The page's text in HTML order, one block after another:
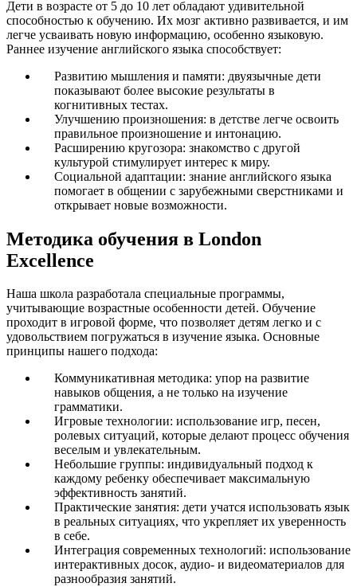
Дети в возрасте от 5 до 10 лет обладают удивительной
способностью к обучению. Их мозг активно развивается, и им
легче усваивать новую информацию, особенно языковую.
Раннее изучение английского языка способствует:
Развитию мышления и памяти: двуязычные дети
показывают более высокие результаты в
когнитивных тестах.
Улучшению произношения: в детстве легче освоить
правильное произношение и интонацию.
Расширению кругозора: знакомство с другой
культурой стимулирует интерес к миру.
Социальной адаптации: знание английского языка
помогает в общении с зарубежными сверстниками и
открывает новые возможности.
Методика обучения в London
Excellence
Наша школа разработала специальные программы,
учитывающие возрастные особенности детей. Обучение
проходит в игровой форме, что позволяет детям легко и с
удовольствием погружаться в изучение языка. Основные
принципы нашего подхода:
Коммуникативная методика: упор на развитие
навыков общения, а не только на изучение
грамматики.
Игровые технологии: использование игр, песен,
ролевых ситуаций, которые делают процесс обучения
веселым и увлекательным.
Небольшие группы: индивидуальный подход к
каждому ребенку обеспечивает максимальную
эффективность занятий.
Практические занятия: дети учатся использовать язык
в реальных ситуациях, что укрепляет их уверенность
в себе.
Интеграция современных технологий: использование
интерактивных досок, аудио- и видеоматериалов для
разнообразия занятий.